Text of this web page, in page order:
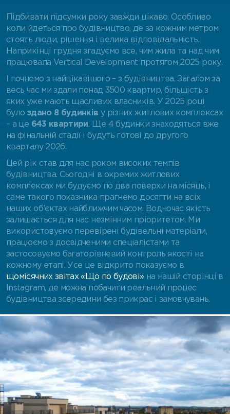
Підбивати підсумки року завжди цікаво. Особливо
коли йдеться про будівництво, де за кожним метром
стоять люди, рішення і велика відповідальність.
Наприкінці грудня згадуємо все, чим жила та над чим
працювала Vertical Development протягом 2025 року.
І почнемо з найцікавішого – з будівництва. Загалом за
весь час ми здали понад 3500 квартир, більшість з
яких уже мають щасливих власників. У 2025 році
було здано 8 будинків у різних житлових комплексах
– а це 643 квартири. Ще 4 будинки знаходяться вже
на фінальній стадії і будуть готові до другого
кварталу 2026.
Цей рік став для нас роком високих темпів
будівництва. Сьогодні в окремих житлових
комплексах ми будуємо по два поверхи на місяць, і
саме такого показника прагнемо досягти на всіх
наших об’єктах найближчим часом. Водночас якість
залишається для нас незмінним пріоритетом. Ми
використовуємо перевірені будівельні матеріали,
працюємо з досвідченими спеціалістами та
застосовуємо багаторівневий контроль якості на
кожному етапі. Усе це відкрито показуємо в
щомісячних звітах «Що по будові» на нашій сторінці в
Instagram, де можна побачити реальний процес
будівництва зсередини без прикрас і замовчувань.